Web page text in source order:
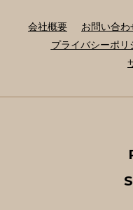
会社概要 お問い合わ
プライバシーポリ